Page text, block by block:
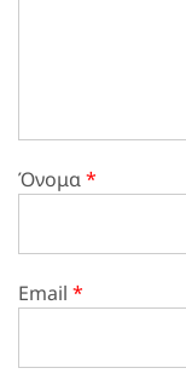
Όνομα*
Email *